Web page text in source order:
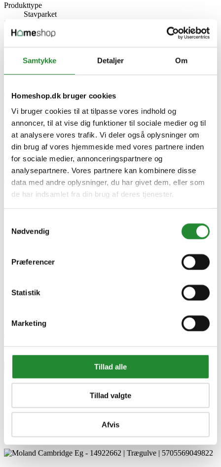
Samtykke Detaljer Om
Homeshop.dk bruger cookies
Vi bruger cookies til at tilpasse vores indhold og
annoncer, til at vise dig funktioner til sociale medier og til
at analysere vores trafik. Vi deler også oplysninger om
din brug af vores hjemmeside med vores partnere inden
for sociale medier, annonceringspartnere og
analysepartnere. Vores partnere kan kombinere disse
data med andre oplysninger, du har givet dem, eller som
de har indsamlet fra din brug af deres tjenester.
Nødvendig
Præferencer
Statistik
Marketing
Tillad alle
Tillad valgte
Afvis
Produkttype
Stavparket
Serie
Living
8
Antal pr. palle
M2 pr. palle
Overflade
M2 pr. pakke
1.16
0
Kliksystem
T/G
4
Træsort
Eg
MOLAND A/S
Danmark
https://moland.dk/
EAN
5705569049822
Ingen kundeanmeldelser for øjeblikket